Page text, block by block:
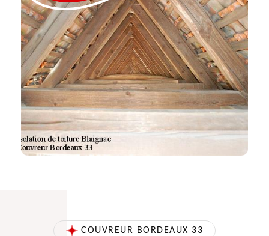
COUVREUR BORDEAUX 33